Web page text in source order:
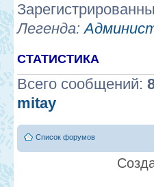
Легенда:
СТАТИСТИКА
Всего сообщений:
mitay
Список форумов